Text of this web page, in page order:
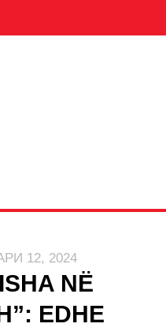
12, 2024
NË
EDHE